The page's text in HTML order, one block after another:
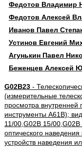
Федотов Владимир
Федотов Алексей
Иванов Павел
Устинов Евгений
Агунькин Павел
Беженцев Алексей
G02B23-
(измерительные
просмотра внутренней
инструменты A61B);
11/00,G02B 15/
оптического
устройств наведения